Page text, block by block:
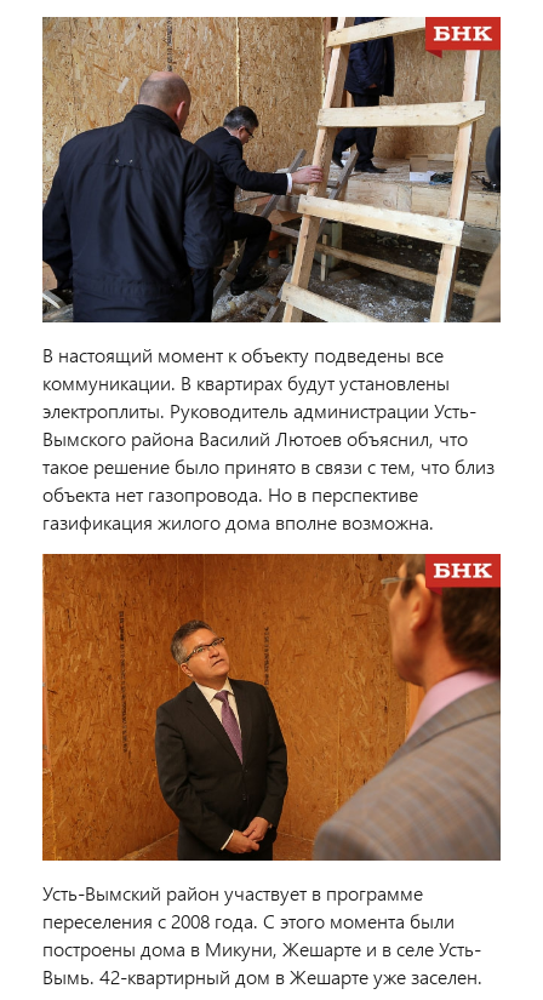
В настоящий момент к объекту подведены все
коммуникации. В квартирах будут установлены
электроплиты. Руководитель администрации Усть-
Вымского района Василий Лютоев объяснил, что
такое решение было принято в связи с тем, что близ
объекта нет газопровода. Но в перспективе
газификация жилого дома вполне возможна.
Усть-Вымский район участвует в программе
переселения с 2008 года. С этого момента были
построены дома в Микуни, Жешарте и в селе Усть-
Вымь. 42-квартирный дом в Жешарте уже заселен.